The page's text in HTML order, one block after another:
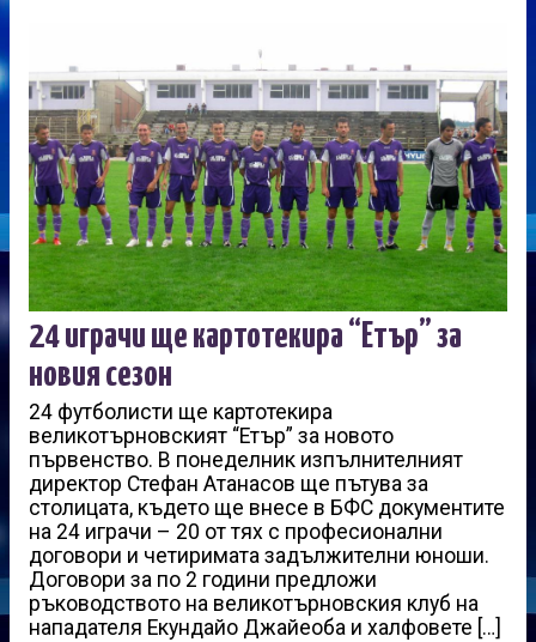
24 играчи ще картотекира “Етър” за
новия сезон
24 футболисти ще картотекира
великотърновският “Етър” за новото
първенство. В понеделник изпълнителният
директор Стефан Атанасов ще пътува за
столицата, където ще внесе в БФС документите
на 24 играчи – 20 от тях с професионални
договори и четиримата задължителни юноши.
Договори за по 2 години предложи
ръководството на великотърновския клуб на
нападателя Екундайо Джайеоба и халфовете […]